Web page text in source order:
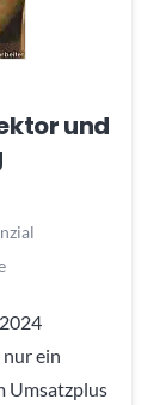
und
nur ein
Umsatzplus